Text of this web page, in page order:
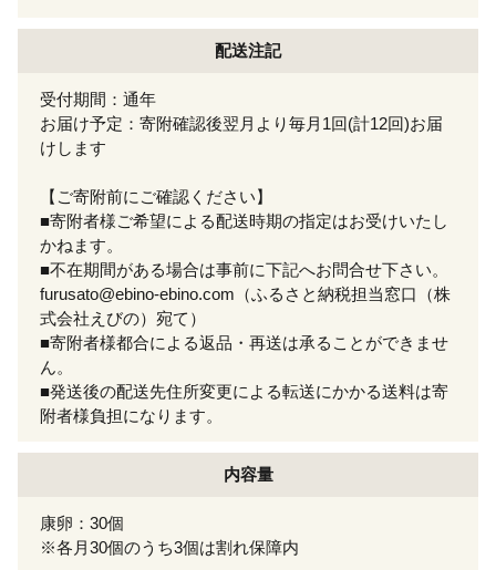
配送注記
受付期間：通年
お届け予定：寄附確認後翌月より毎月1回(計12回)お届
けします
【ご寄附前にご確認ください】
■寄附者様ご希望による配送時期の指定はお受けいたし
かねます。
■不在期間がある場合は事前に下記へお問合せ下さい。
furusato@ebino-ebino.com（ふるさと納税担当窓口（株
式会社えびの）宛て）
■寄附者様都合による返品・再送は承ることができませ
ん。
■発送後の配送先住所変更による転送にかかる送料は寄
附者様負担になります。
内容量
康卵：30個
※各月30個のうち3個は割れ保障内